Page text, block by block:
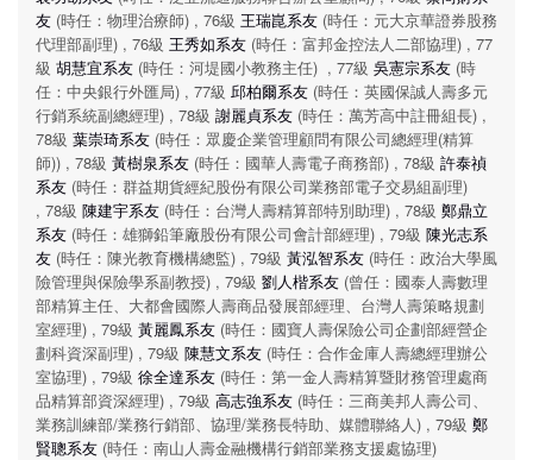
友 (時任：物理治療師) , 76級 王瑞崑系友 (時任：元大京華證券股務
代理部副理) , 76級 王秀如系友 (時任：富邦金控法人二部協理) , 77
級 胡慧宜系友 (時任：河堤國小教務主任) , 77級 吳憲宗系友 (時
任：中央銀行外匯局) , 77級 邱柏爾系友 (時任：英國保誠人壽多元
行銷系統副總經理) , 78級 謝麗貞系友 (時任：萬芳高中註冊組長) ,
78級 葉崇琦系友 (時任：眾慶企業管理顧問有限公司總經理(精算
師)) , 78級 黃樹泉系友 (時任：國華人壽電子商務部) , 78級 許泰禎
系友 (時任：群益期貨經紀股份有限公司業務部電子交易組副理)
, 78級 陳建宇系友 (時任：台灣人壽精算部特別助理) , 78級 鄭鼎立
系友 (時任：雄獅鉛筆廠股份有限公司會計部經理) , 79級 陳光志系
友 (時任：陳光教育機構總監) , 79級 黃泓智系友 (時任：政治大學風
險管理與保險學系副教授) , 79級 劉人楷系友 (曾任：國泰人壽數理
部精算主任、大都會國際人壽商品發展部經理、台灣人壽策略規劃
室經理) , 79級 黃麗鳳系友 (時任：國寶人壽保險公司企劃部經營企
劃科資深副理) , 79級 陳慧文系友 (時任：合作金庫人壽總經理辦公
室協理) , 79級 徐全達系友 (時任：第一金人壽精算暨財務管理處商
品精算部資深經理) , 79級 高志強系友 (時任：三商美邦人壽公司、
業務訓練部/業務行銷部、協理/業務長特助、媒體聯絡人) , 79級 鄭
賢聰系友 (時任：南山人壽金融機構行銷部業務支援處協理)